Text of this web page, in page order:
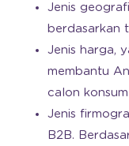
Jenis
berdasarkan
Jenis harga,
membantu
calon
Jenis
B2B.